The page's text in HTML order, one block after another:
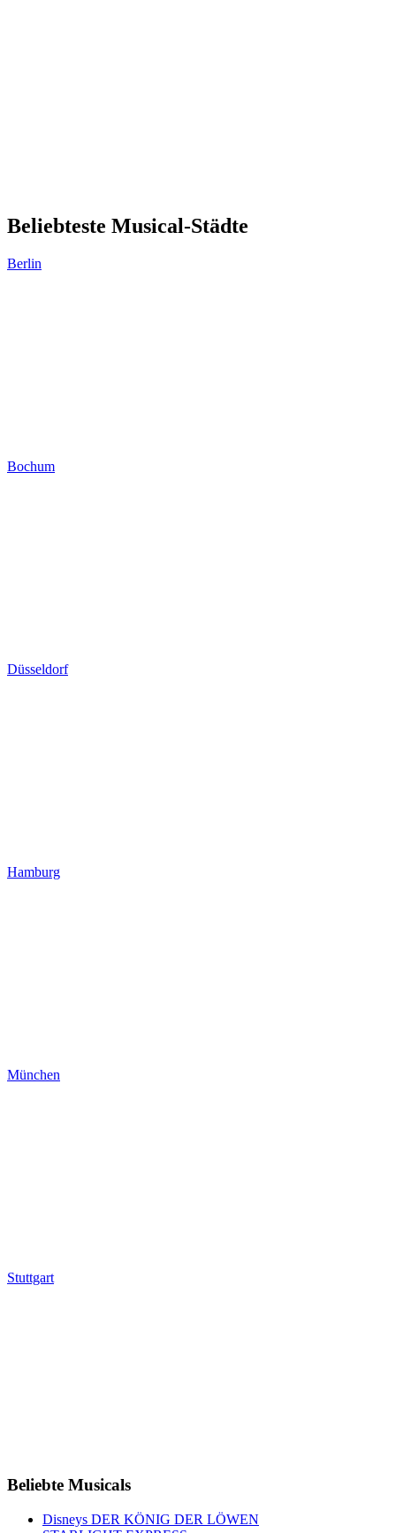
Beliebteste Musical-Städte
Berlin
Bochum
Düsseldorf
Hamburg
München
Stuttgart
Beliebte Musicals
Disneys DER KÖNIG DER LÖWEN